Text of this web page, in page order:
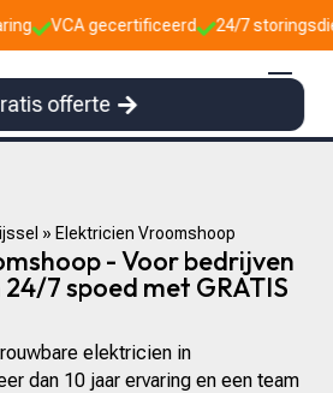
24/7 storingsdienst
offerte
» Elektricien Vroomshoop
- Voor bedrijven
7 spoed met GRATIS
elektricien in
dan 10 jaar ervaring en een team